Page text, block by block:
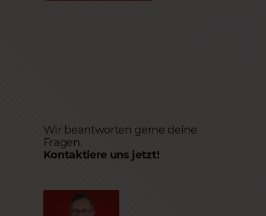
Wir beantworten gerne deine
Fragen.
Kontaktiere uns jetzt!